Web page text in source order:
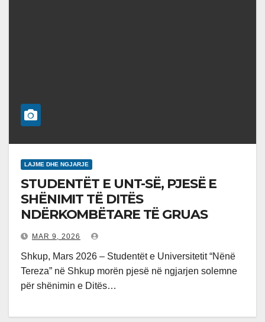
LAJME DHE NGJARJE
STUDENTËT E UNT-SË, PJESË E
SHËNIMIT TË DITËS
NDËRKOMBËTARE TË GRUAS
MAR 9, 2026
Shkup, Mars 2026 – Studentët e Universitetit “Nënë
Tereza” në Shkup morën pjesë në ngjarjen solemne
për shënimin e Ditës…